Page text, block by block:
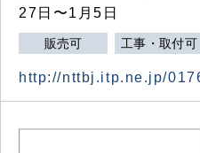
27日〜1月5日
販売可 工事・取付可
http://nttbj.itp.ne.jp/